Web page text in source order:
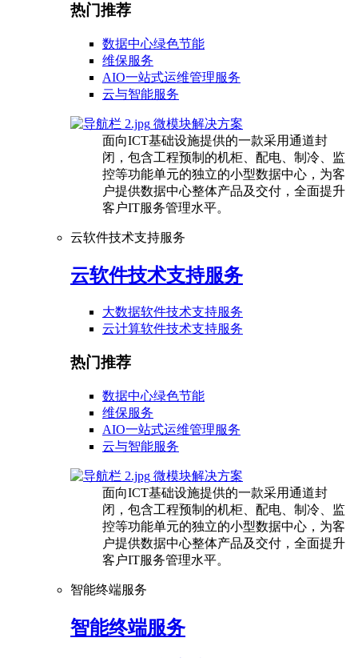
热门推荐
数据中心绿色节能
维保服务
AIO一站式运维管理服务
云与智能服务
微模块解决方案
面向ICT基础设施提供的一款采用通道封
闭，包含工程预制的机柜、配电、制冷、监
控等功能单元的独立的小型数据中心，为客
户提供数据中心整体产品及交付，全面提升
客户IT服务管理水平。
云软件技术支持服务
云软件技术支持服务
大数据软件技术支持服务
云计算软件技术支持服务
热门推荐
数据中心绿色节能
维保服务
AIO一站式运维管理服务
云与智能服务
微模块解决方案
面向ICT基础设施提供的一款采用通道封
闭，包含工程预制的机柜、配电、制冷、监
控等功能单元的独立的小型数据中心，为客
户提供数据中心整体产品及交付，全面提升
客户IT服务管理水平。
智能终端服务
智能终端服务